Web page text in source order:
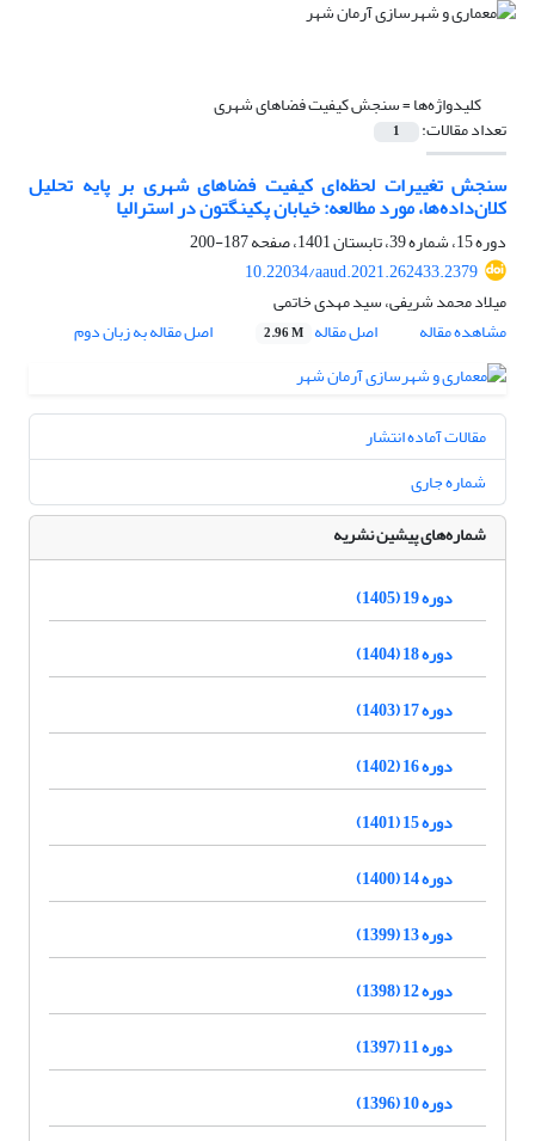
کلیدواژه‌ها =سنجش کیفیت فضاهای شهری
تعداد مقالات: 1
سنجش تغییرات لحظه‌‌ای کیفیت فضاهای شهری بر پایه تحلیل
کلان‌‌داده‌‌ها، مورد مطالعه: خیابان پکینگتون در استرالیا
دوره 15، شماره 39، تابستان 1401، صفحه
187-200
10.22034/aaud.2021.262433.2379
میلاد محمد شریفی، سید مهدی خاتمی
مشاهده مقاله
اصل مقاله 2.96 M اصل مقاله به زبان دوم
مقالات آماده انتشار
شماره جاری
شماره‌های پیشین نشریه
دوره 19 (1405)
دوره 18 (1404)
دوره 17 (1403)
دوره 16 (1402)
دوره 15 (1401)
دوره 14 (1400)
دوره 13 (1399)
دوره 12 (1398)
دوره 11 (1397)
دوره 10 (1396)